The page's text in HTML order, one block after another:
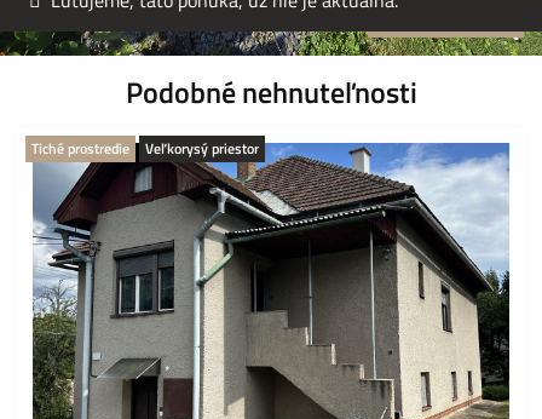
Exkluzívna ponuka
Podobné nehnuteľnosti
Tiché prostredie Veľkorysý priestor